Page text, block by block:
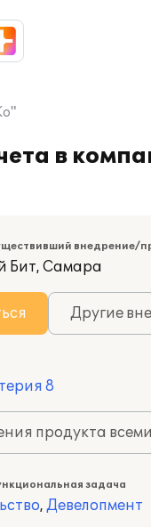
в
внедрение/
Бит, Самара
Другие
8
продукта
задача
, Девелопмент